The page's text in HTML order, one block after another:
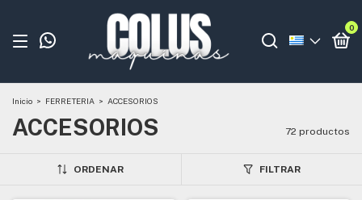
0
Inicio > FERRETERIA > ACCESORIOS
ACCESORIOS 72 productos
ORDENAR FILTRAR